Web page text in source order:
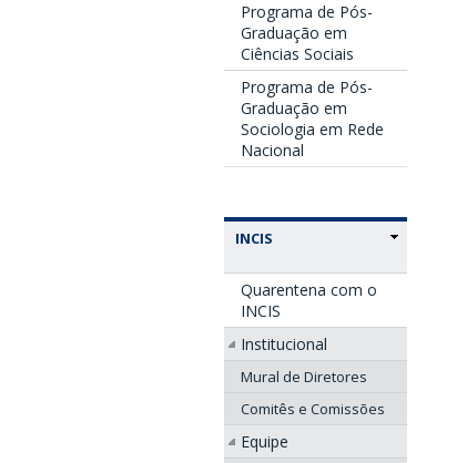
Programa de Pós-
Graduação em
Ciências Sociais
Programa de Pós-
Graduação em
Sociologia em Rede
Nacional
INCIS
Quarentena com o
INCIS
Institucional
Mural de Diretores
Comitês e Comissões
Equipe